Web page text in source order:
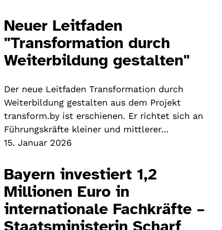
Neuer Leitfaden
"Transformation durch
Weiterbildung gestalten"
Der neue Leitfaden Transformation durch
Weiterbildung gestalten aus dem Projekt
transform.by ist erschienen. Er richtet sich an
Führungskräfte kleiner und mittlerer…
15. Januar 2026
Bayern investiert 1,2
Millionen Euro in
internationale Fachkräfte –
Staatsministerin Scharf